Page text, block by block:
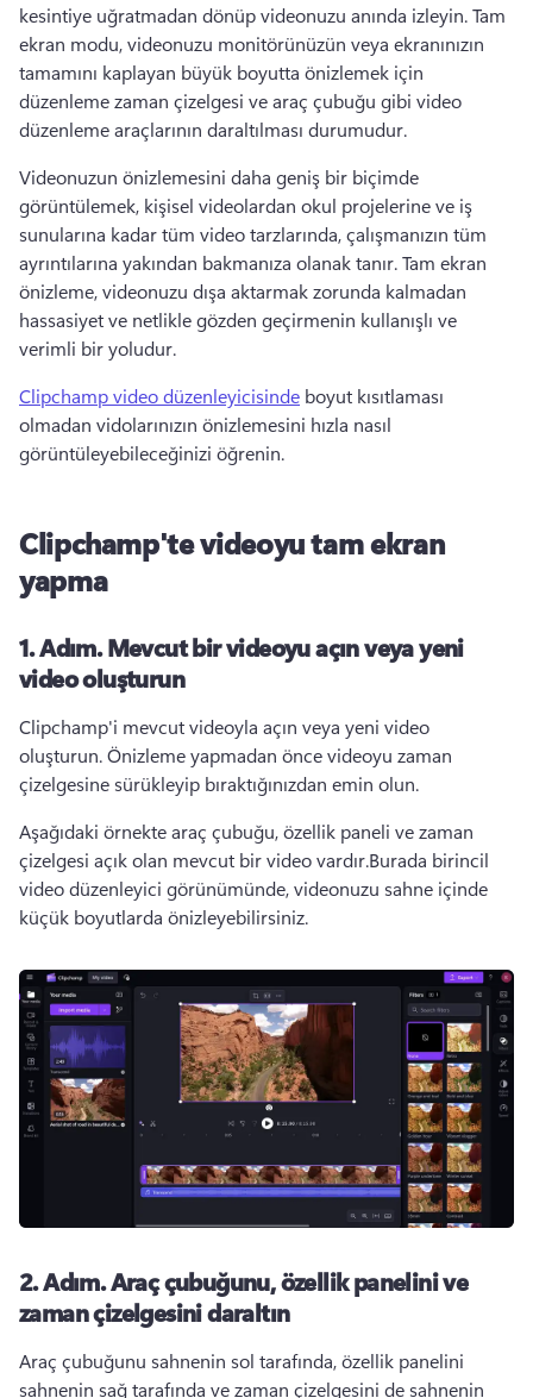
kesintiye uğratmadan dönüp videonuzu anında izleyin. Tam
ekran modu, videonuzu monitörünüzün veya ekranınızın
tamamını kaplayan büyük boyutta önizlemek için
düzenleme zaman çizelgesi ve araç çubuğu gibi video
düzenleme araçlarının daraltılması durumudur.
Videonuzun önizlemesini daha geniş bir biçimde
görüntülemek, kişisel videolardan okul projelerine ve iş
sunularına kadar tüm video tarzlarında, çalışmanızın tüm
ayrıntılarına yakından bakmanıza olanak tanır. Tam ekran
önizleme, videonuzu dışa aktarmak zorunda kalmadan
hassasiyet ve netlikle gözden geçirmenin kullanışlı ve
verimli bir yoludur.
Clipchamp video düzenleyicisinde boyut kısıtlaması
olmadan vidolarınızın önizlemesini hızla nasıl
görüntüleyebileceğinizi öğrenin.
Clipchamp'te videoyu tam ekran
yapma
1. Adım.Mevcut bir videoyu açın veya yeni
video oluşturun
Clipchamp'i mevcut videoyla açın veya yeni video
oluşturun. Önizleme yapmadan önce videoyu zaman
çizelgesine sürükleyip bıraktığınızdan emin olun.
Aşağıdaki örnekte araç çubuğu, özellik paneli ve zaman
çizelgesi açık olan mevcut bir video vardır.Burada birincil
video düzenleyici görünümünde, videonuzu sahne içinde
küçük boyutlarda önizleyebilirsiniz.
2. Adım.Araç çubuğunu, özellik panelini ve
zaman çizelgesini daraltın
Araç çubuğunu sahnenin sol tarafında, özellik panelini
sahnenin sağ tarafında ve zaman çizelgesini de sahnenin